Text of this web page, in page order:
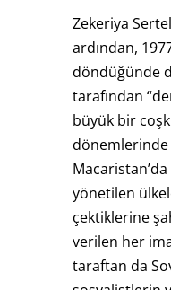
Zekeriya
ardından,
döndüğünde
tarafından
büyük bir
dönemlerinde
yönetilen
çektiklerine
verilen her
taraftan da